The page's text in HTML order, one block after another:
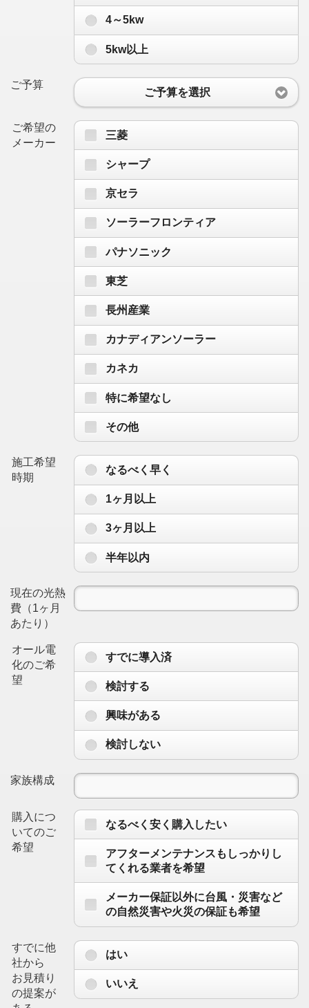
4～5kw
5kw以上
ご予算
ご予算を選択
ご希望の
メーカー
三菱
シャープ
京セラ
ソーラーフロンティア
パナソニック
東芝
長州産業
カナディアンソーラー
カネカ
特に希望なし
その他
施工希望
時期
なるべく早く
1ヶ月以上
3ヶ月以上
半年以内
現在の光熱
費（1ヶ月
あたり）
オール電
化のご希
望
すでに導入済
検討する
興味がある
検討しない
家族構成
購入につ
いてのご
希望
なるべく安く購入したい
アフターメンテナンスもしっかりし
てくれる業者を希望
メーカー保証以外に台風・災害など
の自然災害や火災の保証も希望
すでに他
社から
お見積り
の提案が
はい
いいえ